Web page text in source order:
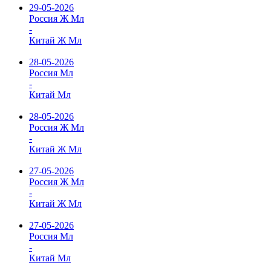
29-05-2026
Россия Ж Мл
-
Китай Ж Мл
28-05-2026
Россия Мл
-
Китай Мл
28-05-2026
Россия Ж Мл
-
Китай Ж Мл
27-05-2026
Россия Ж Мл
-
Китай Ж Мл
27-05-2026
Россия Мл
-
Китай Мл